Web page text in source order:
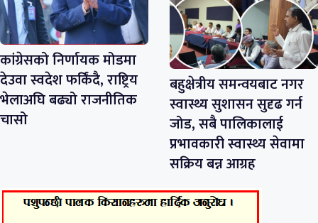
कांग्रेसको निर्णायक मोडमा
देउवा स्वदेश फर्किंदै, राष्ट्रिय
भेलाअघि बढ्यो राजनीतिक
चासो
बहुक्षेत्रीय समन्वयबाट नगर
स्वास्थ्य सुशासन सुदृढ गर्न
जोड, सबै पालिकालाई
प्रभावकारी स्वास्थ्य सेवामा
सक्रिय बन्न आग्रह